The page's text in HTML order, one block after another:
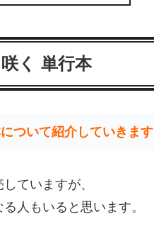
く 単行本
ついて紹介していきます
ていますが、
人もいると思います。